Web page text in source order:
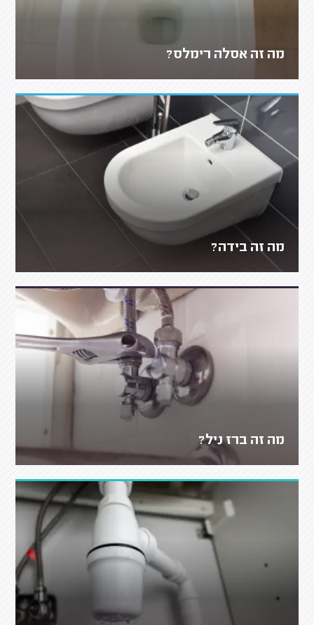
מה זה אסלה רימלס?
מה זה בידה?
מה זה ברז ניל?